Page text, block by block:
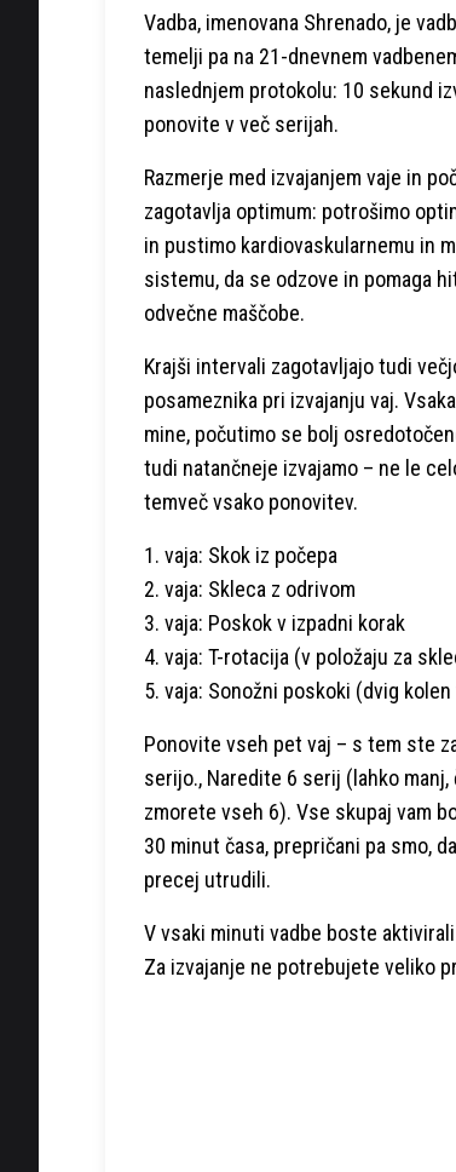
Vadba, imenovana Shrenado, je
temelji pa na 21-dnevnem
naslednjem protokolu: 10 sekund
ponovite v več serijah.
Razmerje med izvajanjem vaje in
zagotavlja optimum: potrošimo
in pustimo kardiovaskularnemu in
sistemu, da se odzove in pomaga
odvečne maščobe.
Krajši intervali zagotavljajo tudi
posameznika pri izvajanju vaj.
mine, počutimo se bolj
tudi natančneje izvajamo – ne le
temveč vsako ponovitev.
1. vaja: Skok iz počepa
2. vaja: Skleca z odrivom
3. vaja: Poskok v izpadni korak
4. vaja: T-rotacija (v položaju za
5. vaja: Sonožni poskoki (dvig
Ponovite vseh pet vaj – s tem ste
serijo., Naredite 6 serij (lahko manj,
zmorete vseh 6). Vse skupaj vam
30 minut časa, prepričani pa smo,
precej utrudili.
V vsaki minuti vadbe boste
Za izvajanje ne potrebujete veliko